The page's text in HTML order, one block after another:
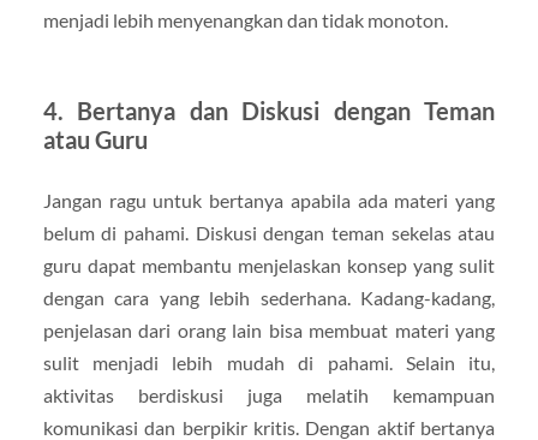
menjadi lebih menyenangkan dan tidak monoton.
4. Bertanya dan Diskusi dengan Teman
atau Guru
Jangan ragu untuk bertanya apabila ada materi yang
belum di pahami. Diskusi dengan teman sekelas atau
guru dapat membantu menjelaskan konsep yang sulit
dengan cara yang lebih sederhana. Kadang-kadang,
penjelasan dari orang lain bisa membuat materi yang
sulit menjadi lebih mudah di pahami. Selain itu,
aktivitas berdiskusi juga melatih kemampuan
komunikasi dan berpikir kritis. Dengan aktif bertanya